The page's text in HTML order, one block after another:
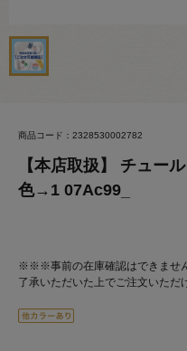
商品コード：2328530002782
【本店取扱】 チュー
色→1 07Ac99_
※※※事前の在庫確認はできま
了承いただいた上でご注文いただ